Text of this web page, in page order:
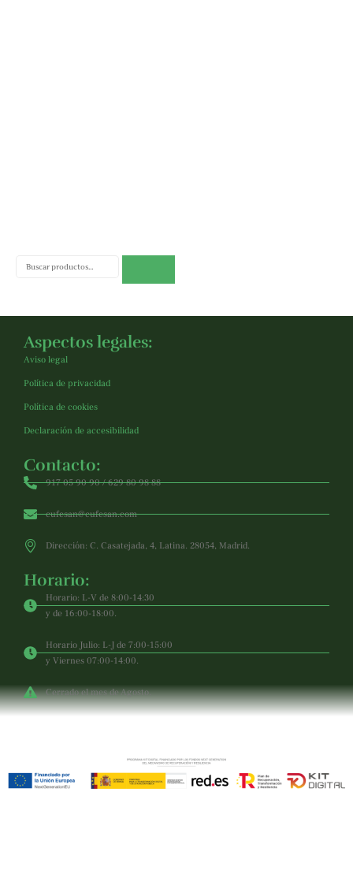
Aspectos legales:
Aviso legal
Política de privacidad
Política de cookies
Declaración de accesibilidad
Contacto:
917 05 90 90 / 629 80 98 88
cufesan@cufesan.com
Dirección: C. Casatejada, 4, Latina. 28054, Madrid.
Horario:
Horario: L-V de 8:00-14:30
y de 16:00-18:00.
Horario Julio: L-J de 7:00-15:00
y Viernes 07:00-14:00.
Cerrado el mes de Agosto.